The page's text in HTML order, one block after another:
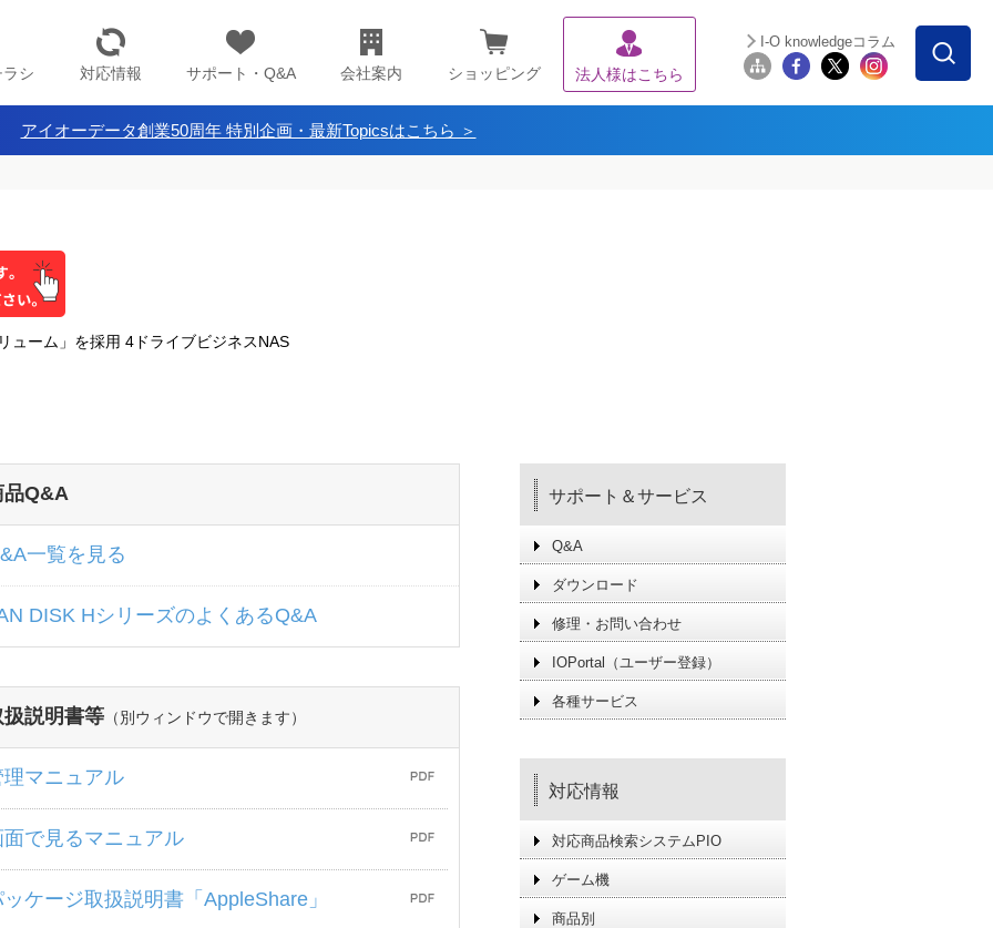
シ 対応情報 サポート・Q&A 会社案内 ショッピング 法人様はこちら
I-O knowledgeコラム
アイオーデータ創業50周年 特別企画・最新Topicsはこちら ＞
ューム」を採用 4ドライブビジネスNAS
品Q&A
一覧を見る
DISK HシリーズのよくあるQ&A
扱説明書等 （別ウィンドウで開きます）
理マニュアル
面で見るマニュアル
ケージ取扱説明書「AppleShare」
サポート＆サービス
Q&A
ダウンロード
修理・お問い合わせ
IOPortal（ユーザー登録）
各種サービス
対応情報
対応商品検索システムPIO
ゲーム機
商品別